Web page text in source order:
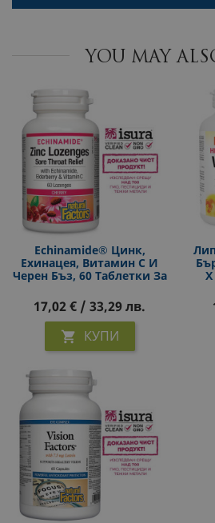
YOU MAY
Echinamide® Цинк,
Ехинацея, Витамин С И
Черен Бъз, 60 Таблетки За
Череша
17,02 € / 33,29 лв.
 КУПИ
Х